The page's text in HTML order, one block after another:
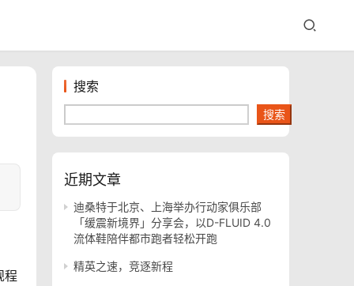
程
搜索
搜索
近期文章
迪桑特于北京、上海举办行动家俱乐部
「缓震新境界」分享会，以D-FLUID 4.0
流体鞋陪伴都市跑者轻松开跑
精英之速，竞逐新程